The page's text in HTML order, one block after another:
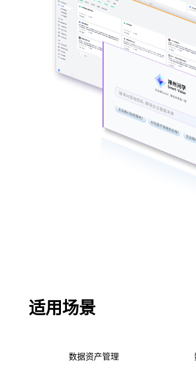
的统一管理，解决大模型算力技术瓶颈，可根据模型
性调度，提高关键核心算力GPU使用效率。
预约专家咨询 >>
适用场景
数据治理